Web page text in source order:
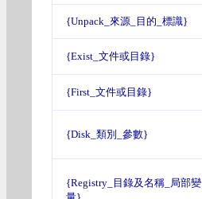
{Unpack_來源_目的_標識}
{Exist_文件或目錄}
{First_文件或目錄}
{Disk_類別_參數}
{Registry_目錄及名稱_局部變